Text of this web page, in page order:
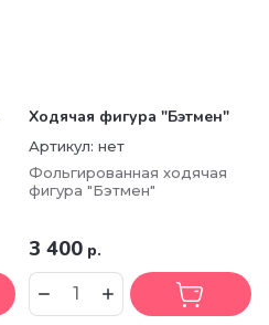
Ходячая фигура "Бэтмен"
Артикул: нет
Фольгированная ходячая
фигура "Бэтмен"
3 400 р.